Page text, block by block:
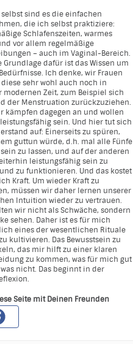
sind es die einfachen
die ich selbst praktiziere:
Schlafenszeiten, warmes
vor allem regelmäßige
– auch im Vaginal-Bereich.
Grundlage dafür ist das Wissen um
Ich denke, wir Frauen
sehr wohl auch noch in
modernen Zeit, zum Beispiel sich
der Menstruation zurückzuziehen.
kämpfen dagegen an und wollen
sein. Und hier tut sich
auf: Einerseits zu spüren,
guttun würde, d.h. mal alle Fünfe
zu lassen, und auf der anderen
leistungsfähig sein zu
zu funktionieren. Und das kostet
Kraft. Um wieder Kraft zu
müssen wir daher lernen unserer
Intuition wieder zu vertrauen.
wir nicht als Schwäche, sondern
sehen. Daher ist es für mich
eines der wesentlichen Rituale
kultivieren. Das Bewusstsein zu
das mir hilft zu einer klaren
zu kommen, was für mich gut
nicht. Das beginnt in der
Seite mit Deinen Freunden